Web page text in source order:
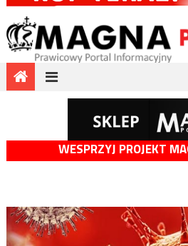
WESPRZYJ PROJEKT